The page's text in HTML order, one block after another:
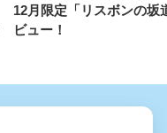
12月限定「リスボンの坂
ビュー！